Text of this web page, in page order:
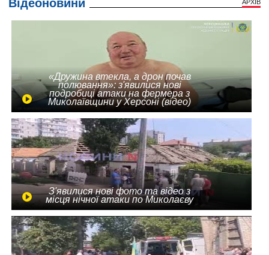
Відеоновини АРХІВ
«Дружина втекла, а дрон почав
полювання»: з'явилися нові
подробиці атаки на фермера з
Миколаївщини у Херсоні (відео)
З'явилися нові фото та відео з
місця нічної атаки по Миколаєву